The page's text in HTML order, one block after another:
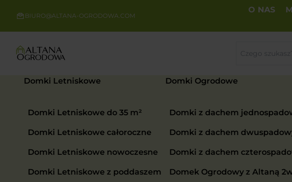
BIURO@ALTANA-OGRODOWA.COM
O NAS
Domki Letniskowe
Domki Letniskowe do 35 m²
Domki Letniskowe całoroczne
Domki Letniskowe nowoczesne
Domki Letniskowe z poddaszem
Domki Ogrodowe
Domki z dachem
Domki z dachem
Domki z dachem
Domek Ogrodowy z Altaną